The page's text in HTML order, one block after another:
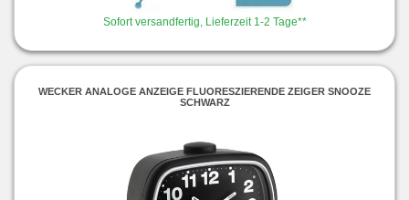
Sofort versandfertig, Lieferzeit 1-2 Tage**
WECKER ANALOGE ANZEIGE FLUORESZIERENDE ZEIGER SNOOZE
SCHWARZ